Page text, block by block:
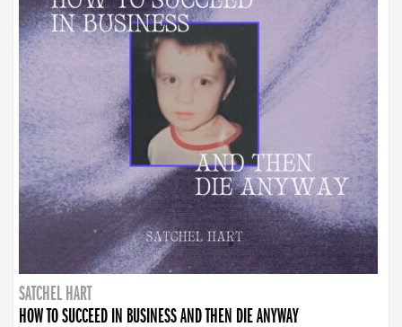
SATCHEL HART
HOW TO SUCCEED IN BUSINESS AND THEN DIE ANYWAY